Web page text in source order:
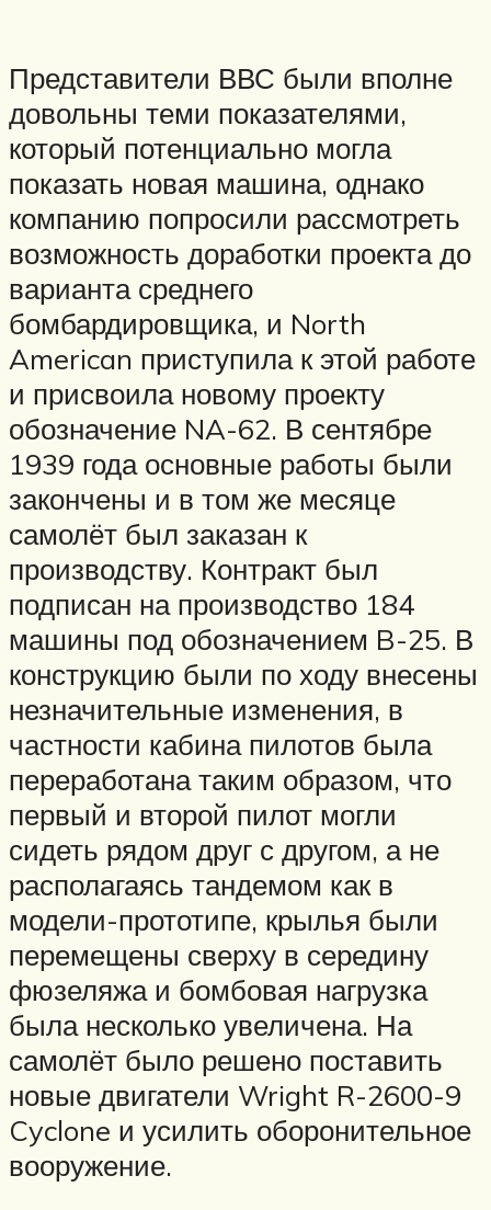
Представители ВВС были вполне
довольны теми показателями,
который потенциально могла
показать новая машина, однако
компанию попросили рассмотреть
возможность доработки проекта до
варианта среднего
бомбардировщика, и North
American приступила к этой работе
и присвоила новому проекту
обозначение NA-62. В сентябре
1939 года основные работы были
закончены и в том же месяце
самолёт был заказан к
производству. Контракт был
подписан на производство 184
машины под обозначением B-25. В
конструкцию были по ходу внесены
незначительные изменения, в
частности кабина пилотов была
переработана таким образом, что
первый и второй пилот могли
сидеть рядом друг с другом, а не
располагаясь тандемом как в
модели-прототипе, крылья были
перемещены сверху в середину
фюзеляжа и бомбовая нагрузка
была несколько увеличена. На
самолёт было решено поставить
новые двигатели Wright R-2600-9
Cyclone и усилить оборонительное
вооружение.